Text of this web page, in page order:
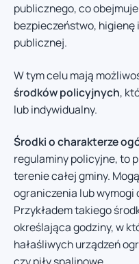
publicznego, co
bezpieczeństwo, higienę
publicznej.
W tym celu mają
środków policyjnych,
lub indywidualny.
Środki o charakterze
regulaminy policyjne, to
terenie całej gminy.
ograniczenia lub
Przykładem takiego
określająca godziny, w
hałaśliwych urządzeń